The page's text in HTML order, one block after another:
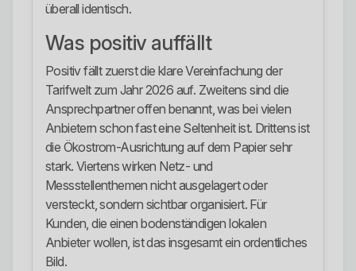
überall identisch.
Was positiv auffällt
Positiv fällt zuerst die klare Vereinfachung der
Tarifwelt zum Jahr 2026 auf. Zweitens sind die
Ansprechpartner offen benannt, was bei vielen
Anbietern schon fast eine Seltenheit ist. Drittens ist
die Ökostrom-Ausrichtung auf dem Papier sehr
stark. Viertens wirken Netz- und
Messstellenthemen nicht ausgelagert oder
versteckt, sondern sichtbar organisiert. Für
Kunden, die einen bodenständigen lokalen
Anbieter wollen, ist das insgesamt ein ordentliches
Bild.